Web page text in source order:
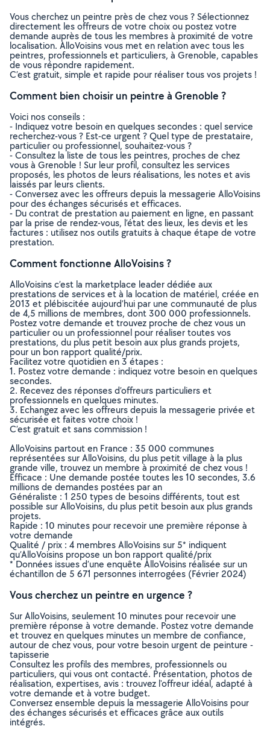
Vous cherchez un peintre près de chez vous ? Sélectionnez
directement les offreurs de votre choix ou postez votre
demande auprès de tous les membres à proximité de votre
localisation. AlloVoisins vous met en relation avec tous les
peintres, professionnels et particuliers, à Grenoble, capables
de vous répondre rapidement.
C’est gratuit, simple et rapide pour réaliser tous vos projets !
Comment bien choisir un peintre à Grenoble ?
Voici nos conseils :
- Indiquez votre besoin en quelques secondes : quel service
recherchez-vous ? Est-ce urgent ? Quel type de prestataire,
particulier ou professionnel, souhaitez-vous ?
- Consultez la liste de tous les peintres, proches de chez
vous à Grenoble ! Sur leur profil, consultez les services
proposés, les photos de leurs réalisations, les notes et avis
laissés par leurs clients.
- Conversez avec les offreurs depuis la messagerie AlloVoisins
pour des échanges sécurisés et efficaces.
- Du contrat de prestation au paiement en ligne, en passant
par la prise de rendez-vous, l’état des lieux, les devis et les
factures : utilisez nos outils gratuits à chaque étape de votre
prestation.
Comment fonctionne AlloVoisins ?
AlloVoisins c’est la marketplace leader dédiée aux
prestations de services et à la location de matériel, créée en
2013 et plébiscitée aujourd’hui par une communauté de plus
de 4,5 millions de membres, dont 300 000 professionnels.
Postez votre demande et trouvez proche de chez vous un
particulier ou un professionnel pour réaliser toutes vos
prestations, du plus petit besoin aux plus grands projets,
pour un bon rapport qualité/prix.
Facilitez votre quotidien en 3 étapes :
1. Postez votre demande : indiquez votre besoin en quelques
secondes.
2. Recevez des réponses d’offreurs particuliers et
professionnels en quelques minutes.
3. Echangez avec les offreurs depuis la messagerie privée et
sécurisée et faites votre choix !
C’est gratuit et sans commission !
AlloVoisins partout en France : 35 000 communes
représentées sur AlloVoisins, du plus petit village à la plus
grande ville, trouvez un membre à proximité de chez vous !
Efficace : Une demande postée toutes les 10 secondes, 3.6
millions de demandes postées par an
Généraliste : 1 250 types de besoins différents, tout est
possible sur AlloVoisins, du plus petit besoin aux plus grands
projets.
Rapide : 10 minutes pour recevoir une première réponse à
votre demande
Qualité / prix : 4 membres AlloVoisins sur 5* indiquent
qu’AlloVoisins propose un bon rapport qualité/prix
* Données issues d’une enquête AlloVoisins réalisée sur un
échantillon de 5 671 personnes interrogées (Février 2024)
Vous cherchez un peintre en urgence ?
Sur AlloVoisins, seulement 10 minutes pour recevoir une
première réponse à votre demande. Postez votre demande
et trouvez en quelques minutes un membre de confiance,
autour de chez vous, pour votre besoin urgent de peinture -
tapisserie
Consultez les profils des membres, professionnels ou
particuliers, qui vous ont contacté. Présentation, photos de
réalisation, expertises, avis : trouvez l'offreur idéal, adapté à
votre demande et à votre budget.
Conversez ensemble depuis la messagerie AlloVoisins pour
des échanges sécurisés et efficaces grâce aux outils
intégrés.